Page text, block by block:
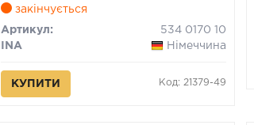
закінчується
Артикул:
534 0170 10
INA
Німеччина
КУПИТИ Код: 21379-49